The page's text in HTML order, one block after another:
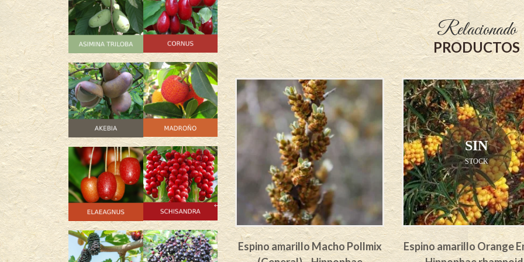
Relacionado
PRODUCTOS
SIN
STOCK
Espino amarillo Macho Pollmix
Espino amarillo Macho Pollmix
SIN
STOCK
Espino amarillo Orange